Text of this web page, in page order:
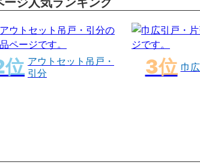
アウトセット吊戸・
引分
巾